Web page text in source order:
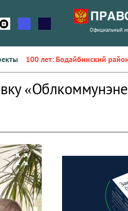
Официальный
100 лет: Бодайбинский
zoom_out_map